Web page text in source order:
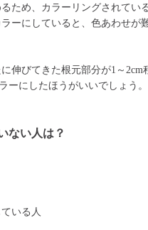
ため、カラーリングされてい
ーにしていると、色あわせが
伸びてきた根元部分が1～2cm
ーにしたほうがいいでしょう。
ない人は？
いる人